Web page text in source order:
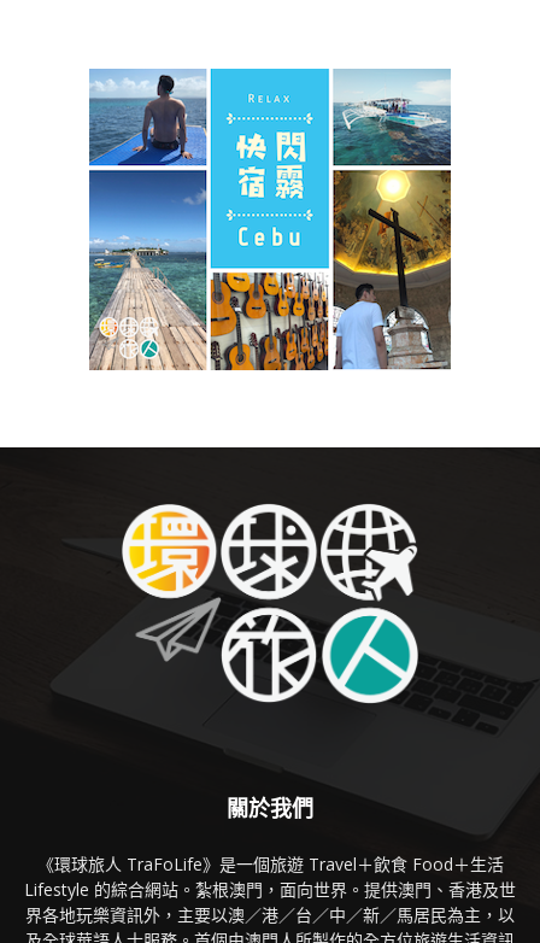
關於我們
《環球旅人 TraFoLife》是一個旅遊 Travel＋飲食 Food＋生活
Lifestyle 的綜合網站。紮根澳門，面向世界。提供澳門、香港及世
界各地玩樂資訊外，主要以澳／港／台／中／新／馬居民為主，以